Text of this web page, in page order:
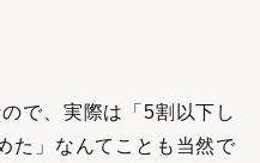
で、実際は「5割以下し
た」なんてことも当然で